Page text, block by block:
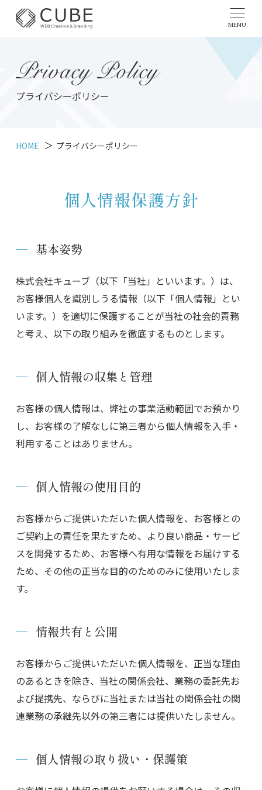
MENU
Privacy Policy
プライバシーポリシー
HOME プライバシーポリシー
個人情報保護方針
基本姿勢
株式会社キューブ（以下「当社」といいます。）は、
お客様個人を識別しうる情報（以下「個人情報」とい
います。）を適切に保護することが当社の社会的責務
と考え、以下の取り組みを徹底するものとします。
個人情報の収集と管理
お客様の個人情報は、弊社の事業活動範囲でお預かり
し、お客様の了解なしに第三者から個人情報を入手・
利用することはありません。
個人情報の使用目的
お客様からご提供いただいた個人情報を、お客様との
ご契約上の責任を果たすため、より良い商品・サービ
スを開発するため、お客様へ有用な情報をお届けする
ため、その他の正当な目的のためのみに使用いたしま
す。
情報共有と公開
お客様からご提供いただいた個人情報を、正当な理由
のあるときを除き、当社の関係会社、業務の委託先お
よび提携先、ならびに当社または当社の関係会社の関
連業務の承継先以外の第三者には提供いたしません。
個人情報の取り扱い・保護策